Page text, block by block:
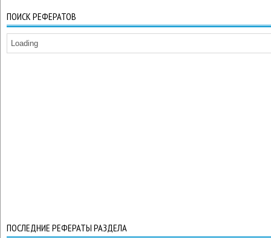
ПОИСК РЕФЕРАТОВ
Loading
ПОСЛЕДНИЕ РЕФЕРАТЫ РАЗДЕЛА